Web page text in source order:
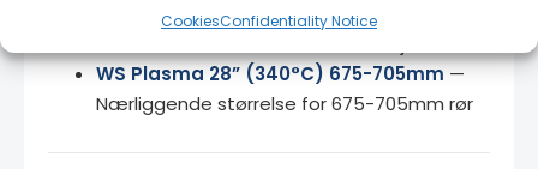
CookiesConfidentiality Notice
WS Plasma 32” (340°C) 770-805mm
WS Plasma 28” (340°C) 675-705mm —
Nærliggende størrelse for 675-705mm rør